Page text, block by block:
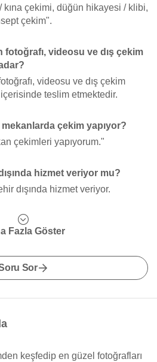
kına çekimi, düğün hikayesi / klibi,
çekim".
fotoğrafı, videosu ve dış çekim
videosu ve dış çekim
içerisinde teslim etmektedir.
çekim yapıyor?
çekimleri yapıyorum."
hizmet veriyor mu?
dışında hizmet veriyor.
Fazla Göster
Sor
keşfedip en güzel fotoğrafları